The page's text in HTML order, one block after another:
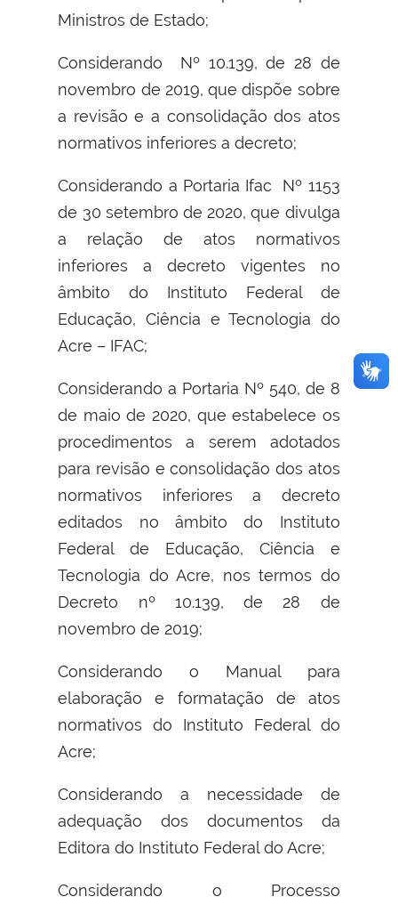
Ministros de Estado;
Considerando Nº 10.139, de 28 de
novembro de 2019, que dispõe sobre
a revisão e a consolidação dos atos
normativos inferiores a decreto;
Considerando a Portaria Ifac Nº 1153
de 30 setembro de 2020, que divulga
a relação de atos normativos
inferiores a decreto vigentes no
âmbito do Instituto Federal de
Educação, Ciência e Tecnologia do
Acre – IFAC;
Considerando a Portaria Nº 540, de 8
de maio de 2020, que estabelece os
procedimentos a serem adotados
para revisão e consolidação dos atos
normativos inferiores a decreto
editados no âmbito do Instituto
Federal de Educação, Ciência e
Tecnologia do Acre, nos termos do
Decreto nº 10.139, de 28 de
novembro de 2019;
Considerando o Manual para
elaboração e formatação de atos
normativos do Instituto Federal do
Acre;
Considerando a necessidade de
adequação dos documentos da
Editora do Instituto Federal do Acre;
Considerando o Processo